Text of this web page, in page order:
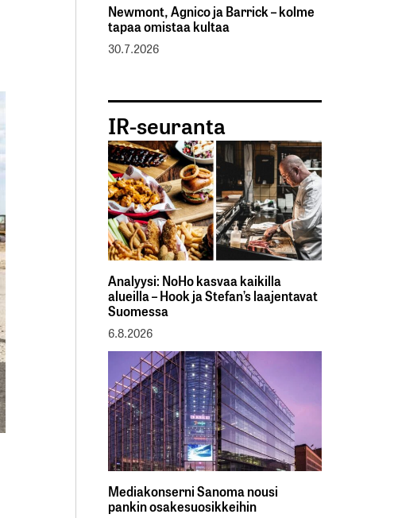
Newmont, Agnico ja Barrick – kolme
tapaa omistaa kultaa
30.7.2026
IR-seuranta
Analyysi: NoHo kasvaa kaikilla
alueilla – Hook ja Stefan’s laajentavat
Suomessa
6.8.2026
Mediakonserni Sanoma nousi
pankin osakesuosikkeihin